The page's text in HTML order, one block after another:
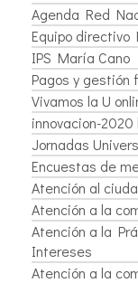
Agenda Red
Equipo directivo
IPS María Cano
Pagos y gestión
Vivamos la U
innovacion-2020
Jornadas
Encuestas de
Atención al
Atención a la
Atención a la
Intereses
Atención a la